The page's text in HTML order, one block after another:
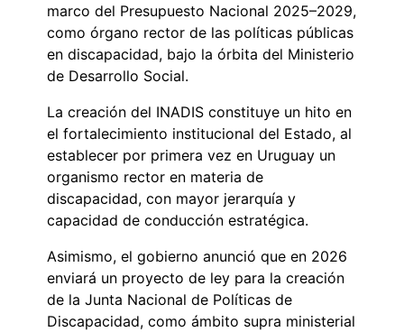
marco del Presupuesto Nacional 2025–2029,
como órgano rector de las políticas públicas
en discapacidad, bajo la órbita del Ministerio
de Desarrollo Social.
La creación del INADIS constituye un hito en
el fortalecimiento institucional del Estado, al
establecer por primera vez en Uruguay un
organismo rector en materia de
discapacidad, con mayor jerarquía y
capacidad de conducción estratégica.
Asimismo, el gobierno anunció que en 2026
enviará un proyecto de ley para la creación
de la Junta Nacional de Políticas de
Discapacidad, como ámbito supra ministerial